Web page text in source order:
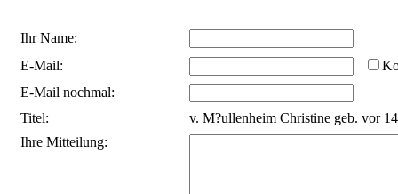
Ihr Name:
E-Mail:
E-Mail nochmal:
Titel:
v. M?ullenheim Christine geb. vor
Ihre Mitteilung: